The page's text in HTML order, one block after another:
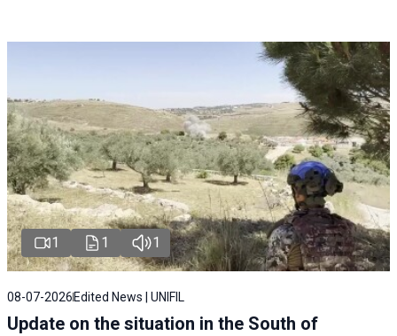
1 1 1
08-07-2026 Edited News | UNIFIL
Update on the situation in the South of